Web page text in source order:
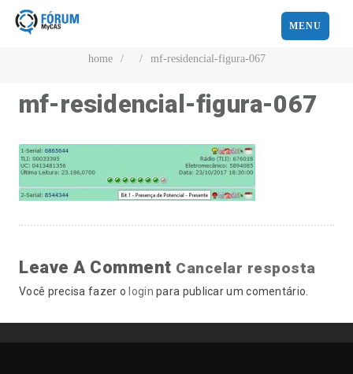
MENU
home / / mf-residencial-figura-067
mf-residencial-figura-067
Leave A Comment Cancelar resposta
Você precisa fazer o login para publicar um comentário.